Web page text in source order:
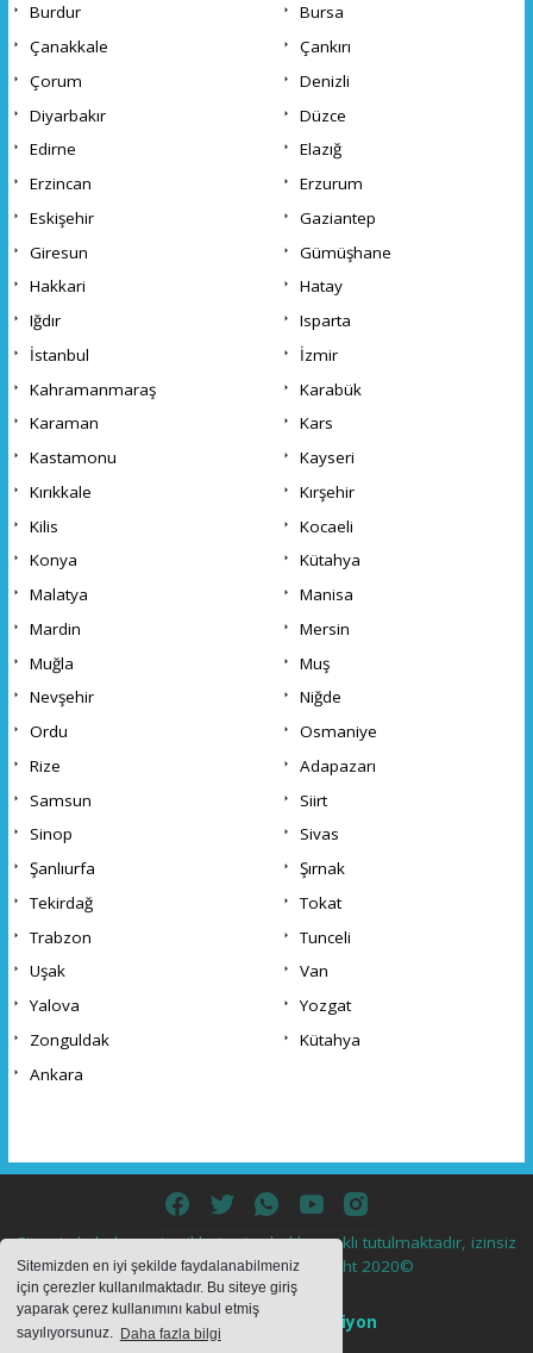
Sitemizden en iyi şekilde faydalanabilmeniz
için çerezler kullanılmaktadır. Bu siteye giriş
yaparak çerez kullanımını kabul etmiş
sayılıyorsunuz. Daha fazla bilgi
Burdur
Bursa
Çanakkale
Çankırı
Çorum
Denizli
Diyarbakır
Düzce
Edirne
Elazığ
Erzincan
Erzurum
Eskişehir
Gaziantep
Giresun
Gümüşhane
Hakkari
Hatay
Iğdır
Isparta
İstanbul
İzmir
Kahramanmaraş
Karabük
Karaman
Kars
Kastamonu
Kayseri
Kırıkkale
Kırşehir
Kilis
Kocaeli
Konya
Kütahya
Malatya
Manisa
Mardin
Mersin
Muğla
Muş
Nevşehir
Niğde
Ordu
Osmaniye
Rize
Adapazarı
Samsun
Siirt
Sinop
Sivas
Şanlıurfa
Şırnak
Tekirdağ
Tokat
Trabzon
Tunceli
Uşak
Van
Yalova
Yozgat
Zonguldak
Kütahya
Ankara
Sitemizde bulunan içeriklerin tüm hakları saklı tutulmaktadır, izinsiz
içerikler kullanılamaz. Copyright 2020©
Haber Yazılımı:
Web Aksiyon
haber yazılımı haber paketi